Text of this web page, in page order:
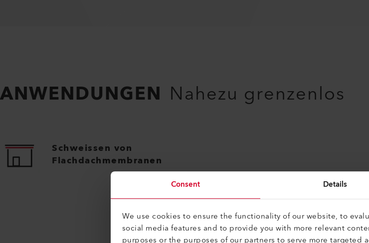
Consent Details
We use cookies to ensure the functionality of our website, to
social media features and to provide you with more relevant
purposes or the purposes of our partners to serve more targeted
ANWENDUNGEN Nahezu grenzenlos
Schweissen von
Flachdachmembranen